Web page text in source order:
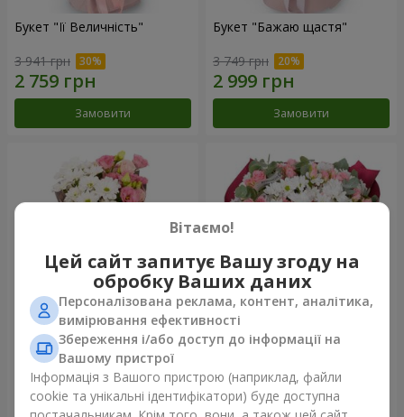
Букет "Її Величність"
3 941 грн
Замовити
Букет "Бажаю щастя"
3 749 грн
Замовити
Букет "Юмокі"
1 175 грн
Букет "Чарівність ніжності"
3 199 грн
Вітаємо!
Цей сайт запитує Вашу згоду на
обробку Ваших даних
Персоналізована реклама, контент, аналітика,
вимірювання ефективності
Збереження і/або доступ до інформації на
Вашому пристрої
Інформація з Вашого пристрою (наприклад, файли
cookie та унікальні ідентифікатори) буде доступна